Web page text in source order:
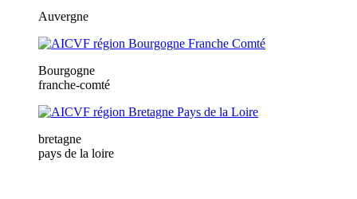
Auvergne
Bourgogne
franche-comté
bretagne
pays de la loire